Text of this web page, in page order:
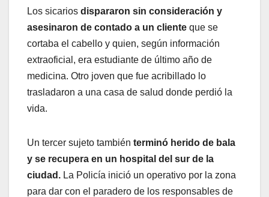
Los sicarios dispararon sin consideración y
asesinaron de contado a un cliente que se
cortaba el cabello y quien, según información
extraoficial, era estudiante de último año de
medicina. Otro joven que fue acribillado lo
trasladaron a una casa de salud donde perdió la
vida.
Un tercer sujeto también terminó herido de bala
y se recupera en un hospital del sur de la
ciudad. La Policía inició un operativo por la zona
para dar con el paradero de los responsables de